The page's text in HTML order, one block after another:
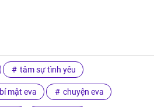
tâm sự tình yêu
bí mật eva chuyện eva